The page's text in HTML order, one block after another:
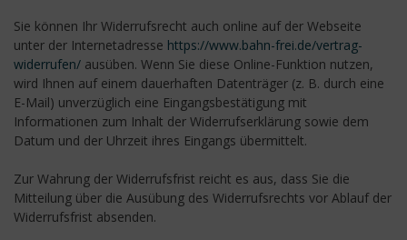
Sie können Ihr Widerrufsrecht auch online auf der Webseite
unter der Internetadresse https://www.bahn-frei.de/vertrag-
widerrufen/ ausüben. Wenn Sie diese Online-Funktion nutzen,
wird Ihnen auf einem dauerhaften Datenträger (z. B. durch eine
E-Mail) unverzüglich eine Eingangsbestätigung mit
Informationen zum Inhalt der Widerrufserklärung sowie dem
Datum und der Uhrzeit ihres Eingangs übermittelt.
Zur Wahrung der Widerrufsfrist reicht es aus, dass Sie die
Mitteilung über die Ausübung des Widerrufsrechts vor Ablauf der
Widerrufsfrist absenden.